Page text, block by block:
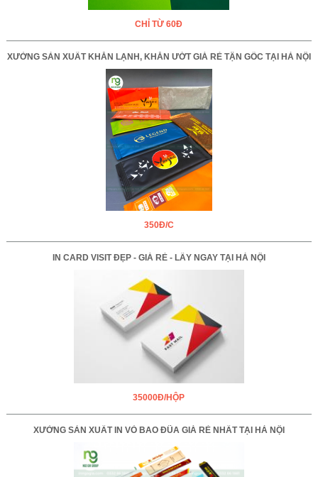
CHỈ TỪ 60Đ
XƯỞNG SẢN XUẤT KHĂN LẠNH, KHĂN ƯỚT GIÁ RẺ TẬN GỐC TẠI HÀ NỘI
350Đ/C
IN CARD VISIT ĐẸP - GIÁ RẺ - LẤY NGAY TẠI HÀ NỘI
35000Đ/HỘP
XƯỞNG SẢN XUẤT IN VỎ BAO ĐŨA GIÁ RẺ NHẤT TẠI HÀ NỘI